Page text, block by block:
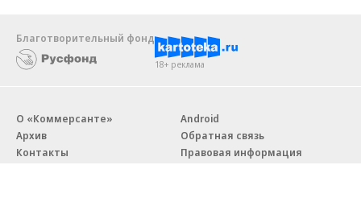
Благотворительный фонд
18+ реклама
О «Коммерсанте»
Архив
Контакты
Android
Обратная связь
Правовая информация